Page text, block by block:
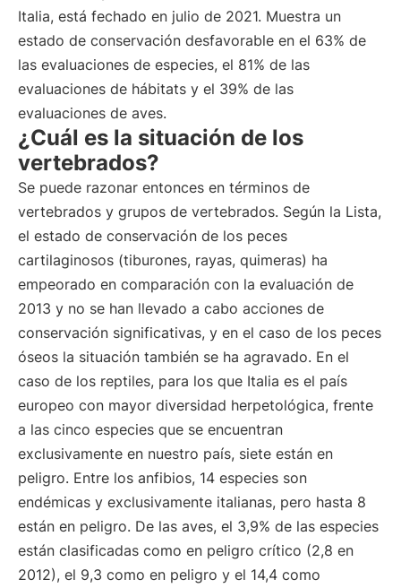
Italia, está fechado en julio de 2021. Muestra un
estado de conservación desfavorable en el 63% de
las evaluaciones de especies, el 81% de las
evaluaciones de hábitats y el 39% de las
evaluaciones de aves.
¿Cuál es la situación de los
vertebrados?
Se puede razonar entonces en términos de
vertebrados y grupos de vertebrados. Según la Lista,
el estado de conservación de los peces
cartilaginosos (tiburones, rayas, quimeras) ha
empeorado en comparación con la evaluación de
2013 y no se han llevado a cabo acciones de
conservación significativas, y en el caso de los peces
óseos la situación también se ha agravado. En el
caso de los reptiles, para los que Italia es el país
europeo con mayor diversidad herpetológica, frente
a las cinco especies que se encuentran
exclusivamente en nuestro país, siete están en
peligro. Entre los anfibios, 14 especies son
endémicas y exclusivamente italianas, pero hasta 8
están en peligro. De las aves, el 3,9% de las especies
están clasificadas como en peligro crítico (2,8 en
2012), el 9,3 como en peligro y el 14,4 como